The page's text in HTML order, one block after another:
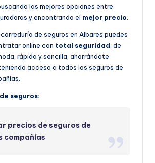
las mejores opciones entre
y encontrando el mejor precio.
de seguros en Albares puedes
online con total seguridad, de
rápida y sencilla, ahorrándote
acceso a todos los seguros de
seguros:
precios de seguros de
compañías